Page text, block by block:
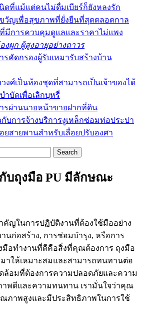
ดที่แม้แต่คนไม่ดื่มเบียร์ก็ยังหลงรัก
วัญเพื่อสุขภาพที่ยั่งยืนที่สุดตลอดกาล
มีการควบคุมดูแลและราคาไม่แพง
งผูก ผู้สูงอายุอย่างถาวร
รคัดกรองผู้รับเหมารับสร้างบ้าน
ศ์เป็นห้องชุดที่สามารถเป็นเจ้าของได้
ำบัดเพื่อเลิกบุหรี่
รผ่านนายหน้าขายฝากที่ดิน
บการจ้างบริการงูเหล็กซ่อมท่อประปา
ยสายพานสำหรับเลื่อยปรับองศา
บถุงมือ PU มีลักษณะ
คัญในการปฏิบัติงานที่ต้องใช้มืออย่าง
านก่อสร้าง, การซ่อมบำรุง, หรือการ
มือทำงานที่ดีคือสิ่งที่คุณต้องการ ถุงมือ
มาให้เหมาะสมและสามารถทนทานต่อ
ล้อมที่ต้องการความปลอดภัยและความ
พดีและความทนทาน เรามั่นใจว่าคุณ
ภาพสูงและมีประสิทธิภาพในการใช้